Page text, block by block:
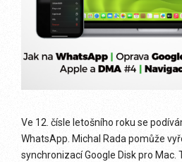
Ve 12. čísle letošního roku se
WhatsApp. Michal Rada pomůže
synchronizací Google Disk pro Mac.